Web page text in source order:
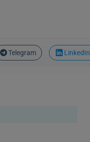
Telegram LinkedIn